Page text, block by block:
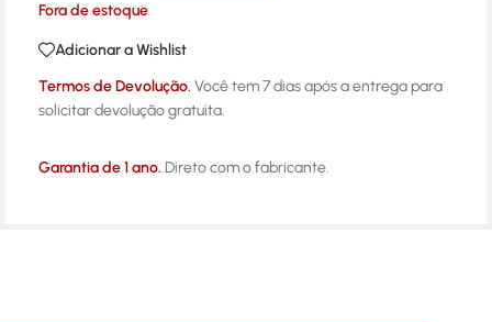
Fora de estoque
Adicionar a Wishlist
Termos de Devolução. Você tem 7 dias após a entrega para
solicitar devolução gratuita.
Garantia de 1 ano. Direto com o fabricante.